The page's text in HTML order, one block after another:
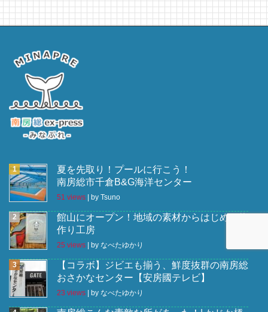
夏を先取り！プールに行こう！
南房総市千倉B&G海洋センター
51 views | by Tsuno
館山にオープン！地域の素材からはじめる物
作り工房
25 views | by なべたゆかり
【コラボ】ジビエも揃う、鮮度抜群の南房総
おさかなセンター【安房國テレビ】
23 views | by なべたゆかり